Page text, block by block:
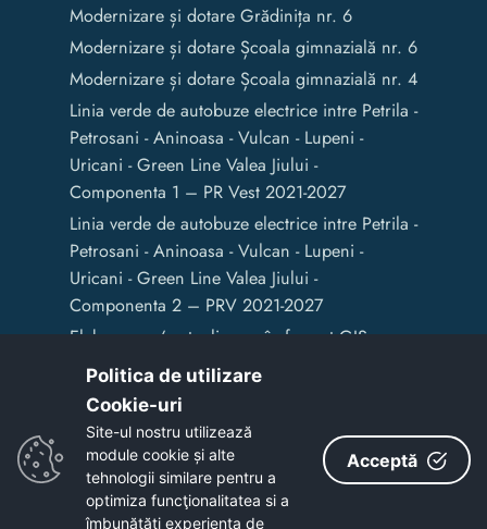
Modernizare și dotare Grădinița nr. 6
Modernizare și dotare Școala gimnazială nr. 6
Modernizare și dotare Școala gimnazială nr. 4
Linia verde de autobuze electrice intre Petrila -
Petrosani - Aninoasa - Vulcan - Lupeni -
Uricani - Green Line Valea Jiului -
Componenta 1 – PR Vest 2021-2027
Linia verde de autobuze electrice intre Petrila -
Petrosani - Aninoasa - Vulcan - Lupeni -
Uricani - Green Line Valea Jiului -
Componenta 2 – PRV 2021-2027
Elaborarea / actualizarea în format GIS a
documentelor de amenajare a teritoriului și
de planificare urbană a Municipiului Vulcan
Copyright © 2020 - Primaria Municipiului Vulcan
Politica de utilizare
Cookie-uri‎
Site-ul nostru utilizează
module cookie și alte
tehnologii similare pentru a
optimiza funcţionalitatea si a
îmbunătăţi experienţa de
Acceptă